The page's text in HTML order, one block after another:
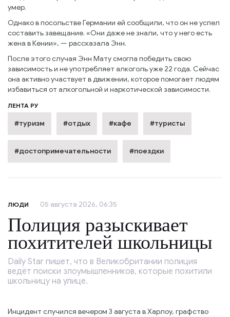
умер.
Однако в посольстве Германии ей сообщили, что он не успел
составить завещание. «Они даже не знали, что у него есть
жена в Кении», — рассказала Энн.
После этого случая Энн Мату смогла победить свою
зависимость и не употребляет алкоголь уже 22 года. Сейчас
она активно участвует в движении, которое помогает людям
избавиться от алкогольной и наркотической зависимости.
ЛЕНТА РУ
#туризм #отдых #кафе #туристы
#достопримечательности #поездки
ЛЮДИ 05 августа 2026, 06:35
Полиция разыскивает
похитителей школьницы
Daily Star пишет, что в Великобритании полиция
ведёт поиски злоумышленников, которые похитили
школьницу на улице.
Инцидент случился вечером 3 августа в Харлоу, графство